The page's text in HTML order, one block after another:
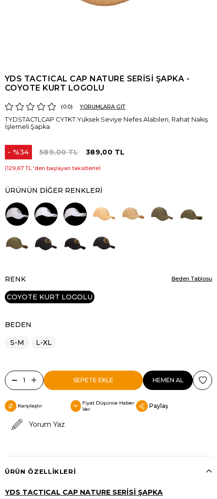
YDS TACTICAL CAP NATURE SERİSİ ŞAPKA -
COYOTE KURT LOGOLU
0.0 YORUMLARA GİT
TYDSTACTLCAP CYTKT:Yüksek Seviye Nefes Alabilen, Rahat Nakış
İşlemeli Şapka
%34
İndirim
589,00 TL 389,00 TL
129,67 TL 'den başlayan taksitlerle
ÜRÜNÜN DIĞER RENKLERI
RENK
COYOTE KURT LOGOLU
BEDEN
S-M L-XL
Beden Tablosu
Karşılaştır
Fiyat Düşünce Haber
Ver
Paylaş
Yorum Yaz
ÜRÜN ÖZELLIKLERI
YDS TACTICAL CAP NATURE SERİSİ ŞAPKA